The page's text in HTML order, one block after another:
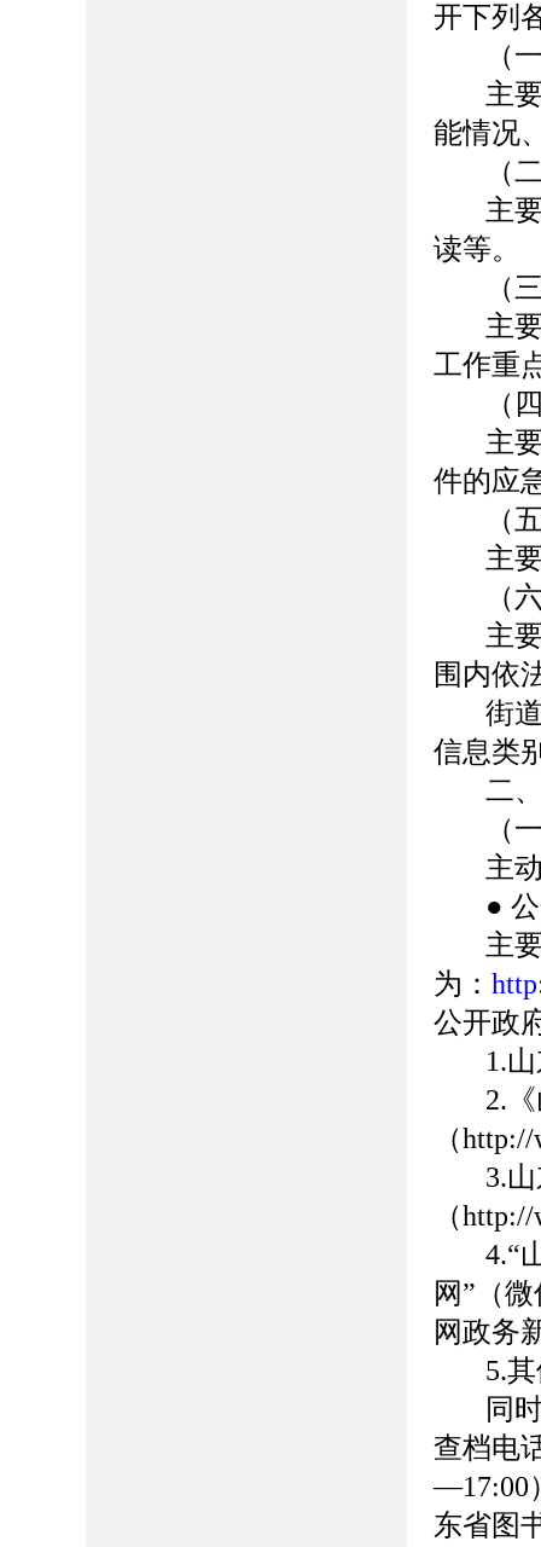
开下列
（
主
能情况
（
主
读等。
（
主
工作重
（
主
件的应
（
主
（
主
围内依
街
信息类
二
（
主
●
主
为：
公开政
1.
2.
（
3.
（
4.“
网”（
网政务
5.
同
查档电
—17:00
东省图